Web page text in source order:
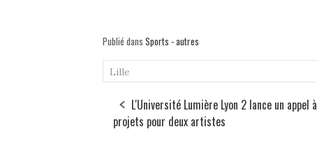
Publié dans Sports - autres
Lille
L'Université Lumière Lyon 2 lance un appel à
projets pour deux artistes